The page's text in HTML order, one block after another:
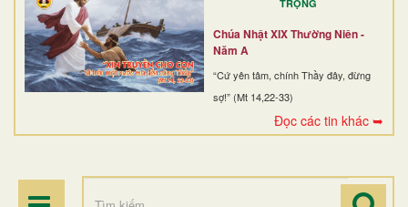
TRỌNG
Chúa Nhật XIX Thường Niên -
Năm A
“Cứ yên tâm, chính Thầy đây, đừng
sợ!” (Mt 14,22-33)
Đọc các tin khác ➥
BAN MỤC VỤ
ĐOÀN THỂ CG
ĐIỂM HÀNH HƯƠNG